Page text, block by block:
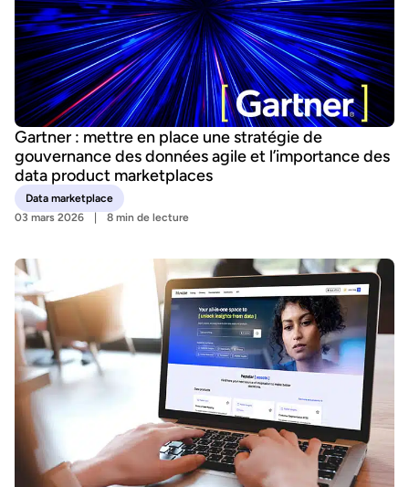
Gartner : mettre en place une stratégie de
gouvernance des données agile et l’importance des
data product marketplaces
Data marketplace
03 mars 2026
8 min de lecture